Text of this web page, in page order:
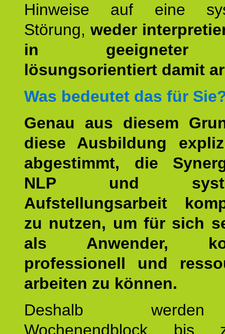
Hinweise auf eine
Störung, weder
in geeigneter
lösungsorientiert damit
Was bedeutet das für
Genau aus diesem
diese Ausbildung
abgestimmt, die
NLP und
Aufstellungsarbeit
zu nutzen, um für sich
als Anwender,
professionell und
arbeiten zu können.
Deshalb
Wochenendblock bis